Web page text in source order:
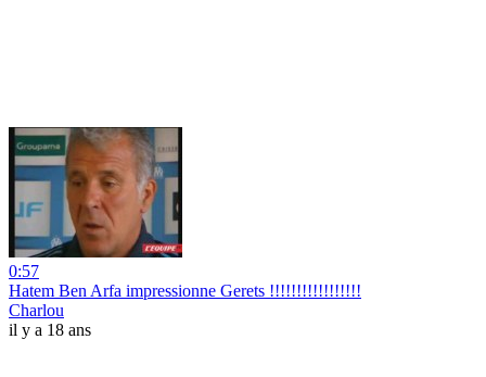
0:57
Hatem Ben Arfa impressionne Gerets !!!!!!!!!!!!!!!!!
Charlou
il y a 18 ans